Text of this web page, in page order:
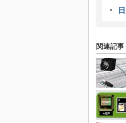
関連記事